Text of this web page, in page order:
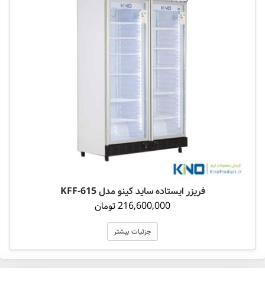
فریزر ایستاده ساید کینو مدل KFF-615
216,600,000 تومان
جزئیات بیشتر